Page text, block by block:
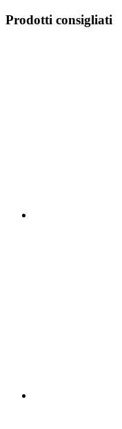
Prodotti consigliati